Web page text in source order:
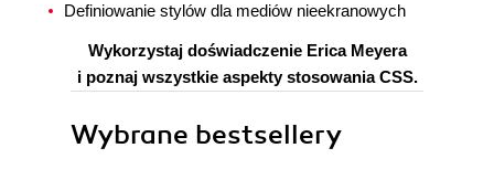
Definiowanie stylów dla mediów nieekranowych
Wykorzystaj doświadczenie Erica Meyera
i poznaj wszystkie aspekty stosowania CSS.
Wybrane bestsellery